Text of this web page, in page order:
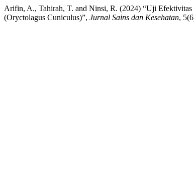
Arifin, A., Tahirah, T. and Ninsi, R. (2024) “Uji Efektivitas
(Oryctolagus Cuniculus)”, Jurnal Sains dan Kesehatan,